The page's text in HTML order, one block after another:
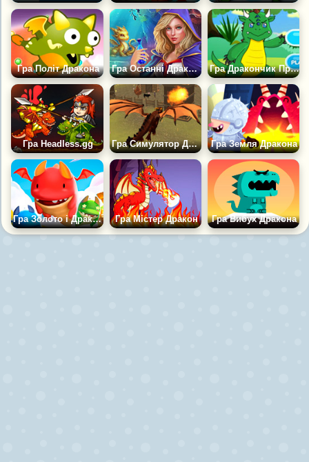
Гра Політ Дракона Гра Останні Дракони Гра Дракончик Проти Індика
Гра Headless.gg Гра Симулятор Дракона 3Д Гра Земля Дракона
Гра Золото і Дракони Гра Містер Дракон Гра Вибух Дракона